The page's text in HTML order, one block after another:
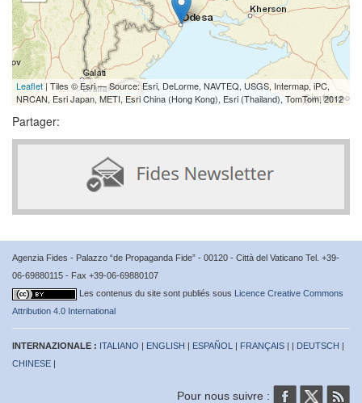
Leaflet | Tiles © Esri — Source: Esri, DeLorme, NAVTEQ, USGS, Intermap, iPC,
NRCAN, Esri Japan, METI, Esri China (Hong Kong), Esri (Thailand), TomTom, 2012
Partager:
Agenzia Fides - Palazzo “de Propaganda Fide” - 00120 - Città del Vaticano Tel. +39-
06-69880115 - Fax +39-06-69880107
Les contenus du site sont publiés sous Licence Creative Commons
Attribution 4.0 International
INTERNAZIONALE : ITALIANO | ENGLISH | ESPAÑOL | FRANÇAIS | | DEUTSCH |
CHINESE |
Pour nous suivre :